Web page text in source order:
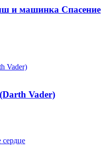
и машинка Спасение
Vader)